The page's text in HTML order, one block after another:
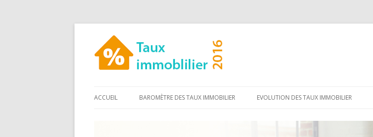
au
ACCUEIL BAROMÈTRE DES TAUX IMMOBILIER EVOLUTION DES TAUX IMMOBILIER